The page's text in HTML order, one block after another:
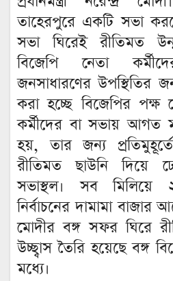
তাহেরপুরে একটি সভা
সভা ঘিরেই রীতিমত
বিজেপি নেতা
জনসাধারণের উপস্থিতির
করা হচ্ছে বিজেপির পক্ষ
কর্মীদের বা সভায় আগত
হয়, তার জন্য
রীতিমত ছাউনি দিয়ে
সভাস্থল। সব মিলিয়ে
নির্বাচনের দামামা বাজার
মোদীর বঙ্গ সফর ঘিরে
উচ্ছ্বাস তৈরি হয়েছে বঙ্গ
মধ্যে।